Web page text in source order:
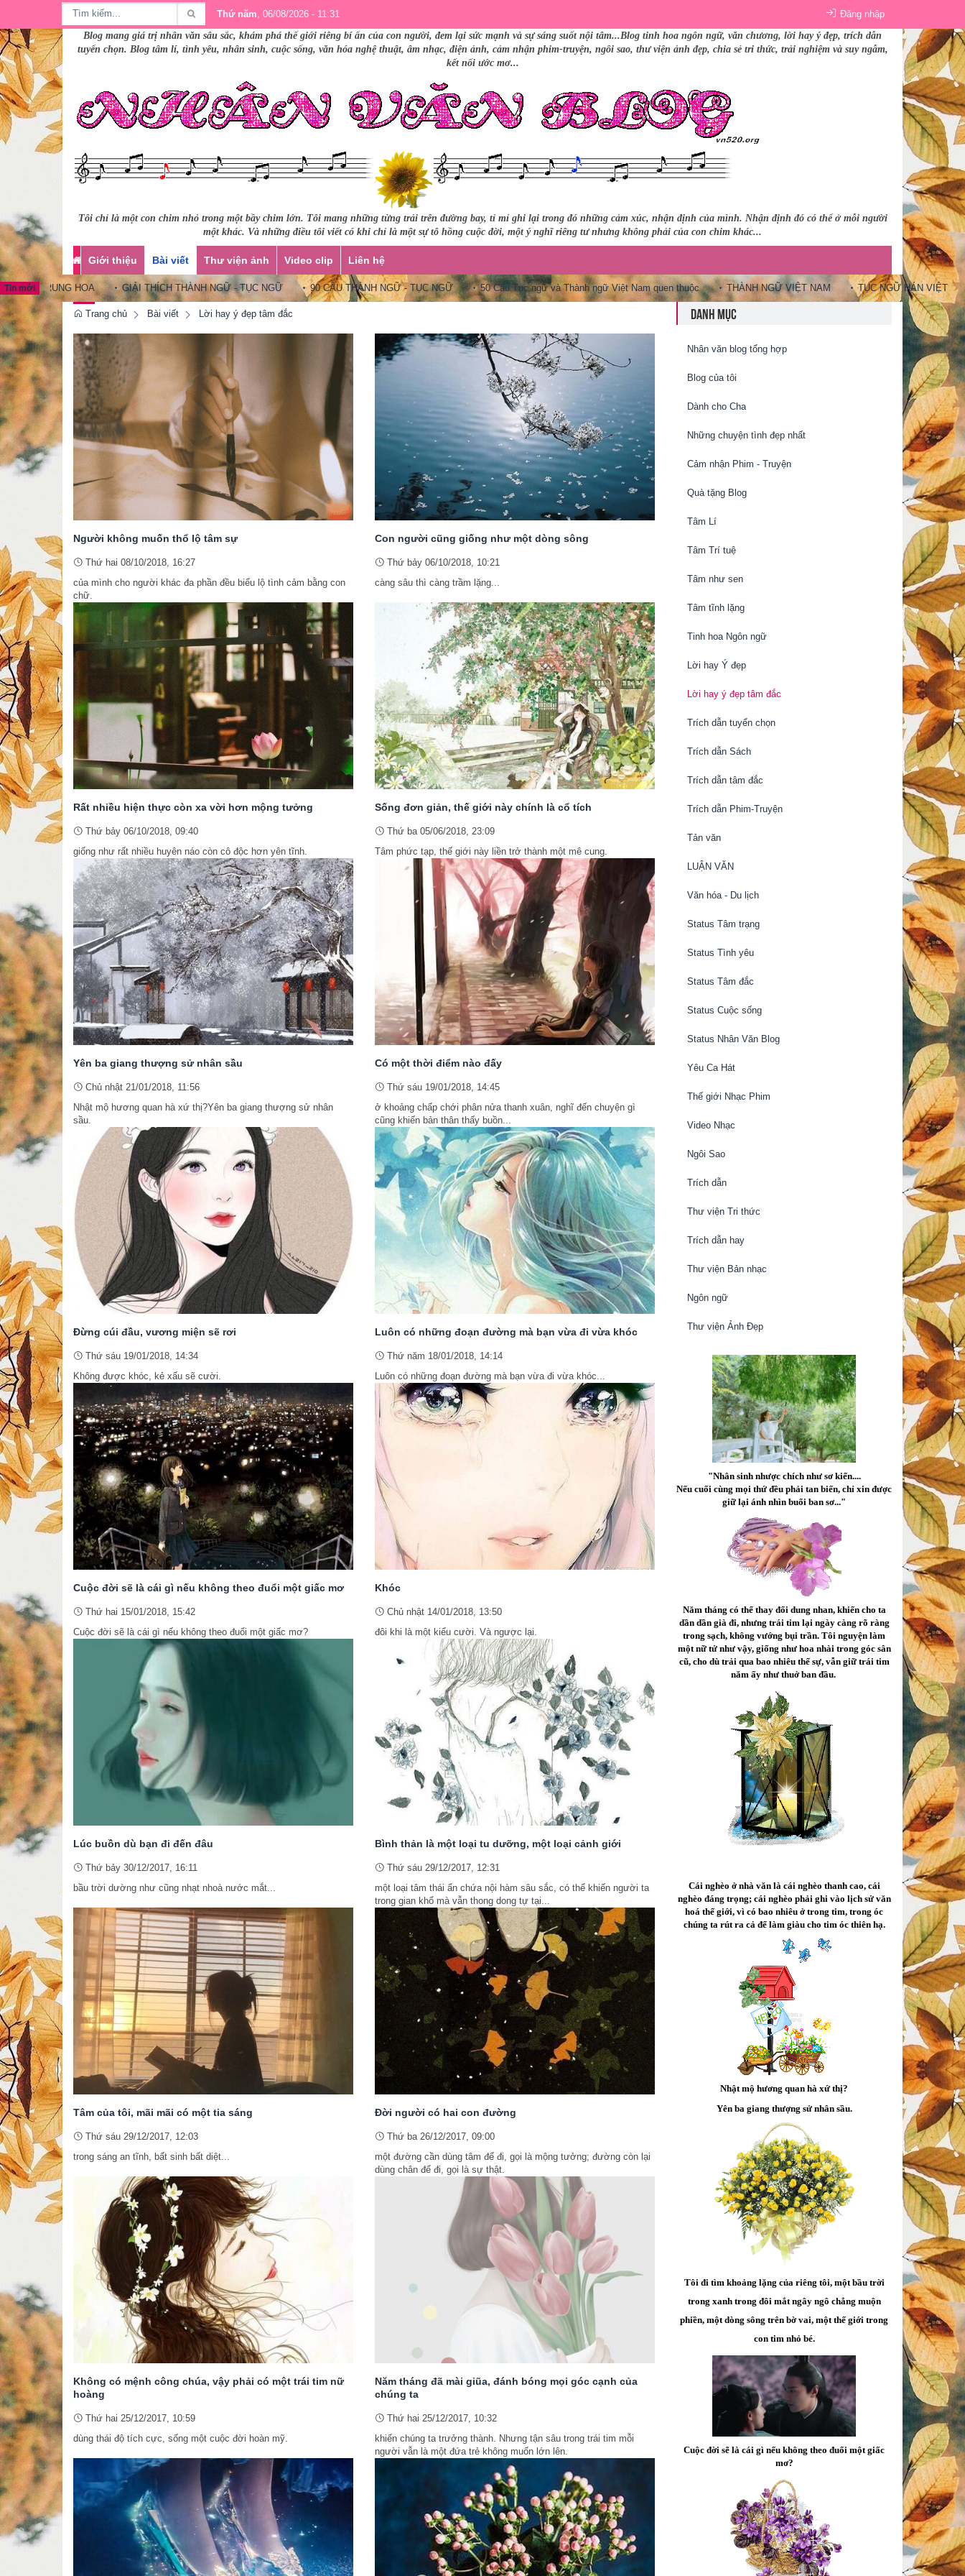
Thứ năm, 06/08/2026 - 11:31
Đăng nhập
Blog mang giá trị nhân văn sâu sắc, khám phá thế giới riêng bí ẩn của con người, đem lại sức mạnh và sự sáng suốt nội tâm...Blog tinh hoa ngôn ngữ, văn chương, lời hay ý đẹp, trích dẫn
tuyển chọn. Blog tâm lí, tình yêu, nhân sinh, cuộc sống, văn hóa nghệ thuật, âm nhạc, điện ảnh, cảm nhận phim-truyện, ngôi sao, thư viện ảnh đẹp, chia sẻ tri thức, trải nghiệm và suy ngẫm,
kết nối ước mơ...
Tôi chỉ là một con chim nhỏ trong một bầy chim lớn. Tôi mang những từng trải trên đường bay, tỉ mỉ ghi lại trong đó những cảm xúc, nhận định của mình. Nhận định đó có thể ở mỗi người
một khác. Và những điều tôi viết có khi chỉ là một sự tô hồng cuộc đời, một ý nghĩ riêng tư nhưng không phải của con chim khác...
Giới thiệu Bài viết Thư viện ảnh Video clip Liên hệ
Tin mới
TRUNG HOA GIẢI THÍCH THÀNH NGỮ - TỤC NGỮ 90 CÂU THÀNH NGỮ - TỤC NGỮ 50 Câu Tục ngữ và Thành ngữ Việt Nam quen thuộc THÀNH NGỮ VIỆT NAM TỤC NGỮ HÁN VIỆT 10
Trang chủ Bài viết Lời hay ý đẹp tâm đắc
Người không muốn thổ lộ tâm sự
Thứ hai 08/10/2018, 16:27
của mình cho người khác đa phần đều biểu lộ tình cảm bằng con
chữ.
Con người cũng giống như một dòng sông
Thứ bảy 06/10/2018, 10:21
càng sâu thì càng trầm lặng...
Rất nhiều hiện thực còn xa vời hơn mộng tưởng
Thứ bảy 06/10/2018, 09:40
giống như rất nhiều huyên náo còn cô độc hơn yên tĩnh.
Sống đơn giản, thế giới này chính là cổ tích
Thứ ba 05/06/2018, 23:09
Tâm phức tạp, thế giới này liền trở thành một mê cung.
Yên ba giang thượng sử nhân sầu
Chủ nhật 21/01/2018, 11:56
Nhật mộ hương quan hà xứ thị?Yên ba giang thượng sử nhân
sầu.
Có một thời điểm nào đấy
Thứ sáu 19/01/2018, 14:45
ở khoảng chấp chới phân nửa thanh xuân, nghĩ đến chuyện gì
cũng khiến bản thân thấy buồn...
Đừng cúi đầu, vương miện sẽ rơi
Thứ sáu 19/01/2018, 14:34
Không được khóc, kẻ xấu sẽ cười.
Luôn có những đoạn đường mà bạn vừa đi vừa khóc
Thứ năm 18/01/2018, 14:14
Luôn có những đoạn đường mà bạn vừa đi vừa khóc...
Cuộc đời sẽ là cái gì nếu không theo đuổi một giấc mơ
Thứ hai 15/01/2018, 15:42
Cuộc đời sẽ là cái gì nếu không theo đuổi một giấc mơ?
Khóc
Chủ nhật 14/01/2018, 13:50
đôi khi là một kiểu cười. Và ngược lại.
Lúc buồn dù bạn đi đến đâu
Thứ bảy 30/12/2017, 16:11
bầu trời dường như cũng nhạt nhoà nước mắt...
Bình thản là một loại tu dưỡng, một loại cảnh giới
Thứ sáu 29/12/2017, 12:31
một loại tâm thái ẩn chứa nội hàm sâu sắc, có thể khiến người ta
trong gian khổ mà vẫn thong dong tự tại...
Tâm của tôi, mãi mãi có một tia sáng
Thứ sáu 29/12/2017, 12:03
trong sáng an tĩnh, bất sinh bất diệt...
Đời người có hai con đường
Thứ ba 26/12/2017, 09:00
một đường cần dùng tâm để đi, gọi là mộng tưởng; đường còn lại
dùng chân để đi, gọi là sự thật.
Không có mệnh công chúa, vậy phải có một trái tim nữ
hoàng
Thứ hai 25/12/2017, 10:59
dùng thái độ tích cực, sống một cuộc đời hoàn mỹ.
Năm tháng đã mài giũa, đánh bóng mọi góc cạnh của
chúng ta
Thứ hai 25/12/2017, 10:32
khiến chúng ta trưởng thành. Nhưng tận sâu trong trái tim mỗi
người vẫn là một đứa trẻ không muốn lớn lên.
DANH MỤC
Nhân văn blog tổng hợp
Blog của tôi
Dành cho Cha
Những chuyện tình đẹp nhất
Cảm nhận Phim - Truyện
Quà tặng Blog
Tâm Lí
Tâm Trí tuệ
Tâm như sen
Tâm tĩnh lặng
Tinh hoa Ngôn ngữ
Lời hay Ý đẹp
Lời hay ý đẹp tâm đắc
Trích dẫn tuyển chọn
Trích dẫn Sách
Trích dẫn tâm đắc
Trích dẫn Phim-Truyện
Tản văn
LUẬN VĂN
Văn hóa - Du lịch
Status Tâm trạng
Status Tình yêu
Status Tâm đắc
Status Cuộc sống
Status Nhân Văn Blog
Yêu Ca Hát
Thế giới Nhạc Phim
Video Nhạc
Ngôi Sao
Trích dẫn
Thư viện Tri thức
Trích dẫn hay
Thư viện Bản nhạc
Ngôn ngữ
Thư viện Ảnh Đẹp
"Nhân sinh nhược chích như sơ kiến....
Nếu cuối cùng mọi thứ đều phải tan biến, chỉ xin được
giữ lại ánh nhìn buổi ban sơ..."
Năm tháng có thể thay đổi dung nhan, khiến cho ta
dần dần già đi, nhưng trái tim lại ngày càng rõ ràng
trong sạch, không vướng bụi trần. Tôi nguyện làm
một nữ tử như vậy, giống như hoa nhài trong góc sân
cũ, cho dù trải qua bao nhiêu thế sự, vẫn giữ trái tim
năm ấy như thuở ban đầu.
Cái nghèo ở nhà văn là cái nghèo thanh cao, cái
nghèo đáng trọng; cái nghèo phải ghi vào lịch sử văn
hoá thế giới, vì có bao nhiêu ở trong tim, trong óc
chúng ta rút ra cả để làm giàu cho tim óc thiên hạ.
Nhật mộ hương quan hà xứ thị?
Yên ba giang thượng sử nhân sầu.
Tôi đi tìm khoảng lặng của riêng tôi, một bầu trời
trong xanh trong đôi mắt ngây ngô chẳng muộn
phiền, một dòng sông trên bờ vai, một thế giới trong
con tim nhỏ bé.
Cuộc đời sẽ là cái gì nếu không theo đuổi một giấc
mơ?